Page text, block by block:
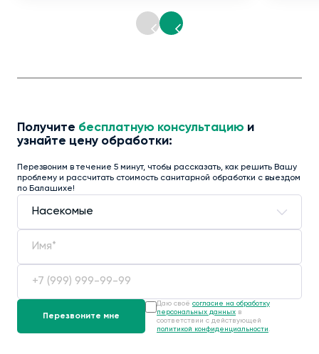
Получите бесплатную консультацию и
узнайте цену обработки:
Перезвоним в течение 5 минут, чтобы рассказать, как решить Вашу
проблему и рассчитать стоимость санитарной обработки с выездом
по Балашихе!
Даю своё согласие на обработку
персональных данных в
соответствии с действующей
политикой конфиденциальности .